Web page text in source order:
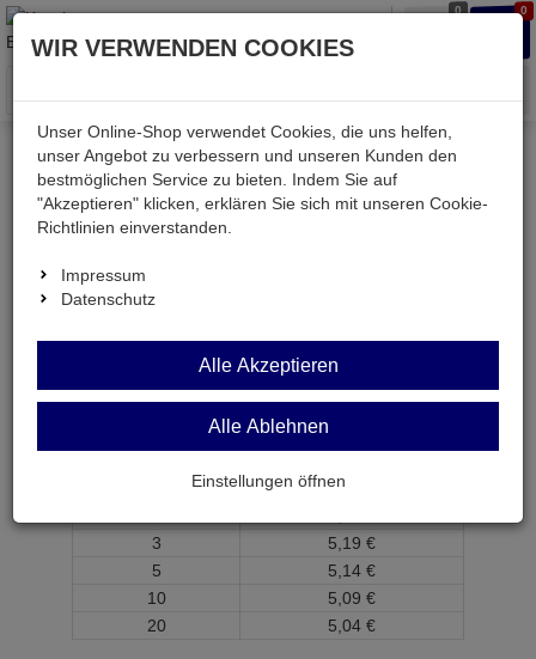
0 0
Menü
Weiter einkaufen Kessler electronic
passiv
Induktivitäten
PT4,5VA 1X12V
PT4,5VA 1X12V
Print-Transformator 1x 12V 1x 375mA 4,5VA EI38
ab Menge
Preis je Stück
3
5, 19 €
5
5, 14 €
10
5, 09 €
20
5, 04 €
WIR VERWENDEN COOKIES
Unser Online-Shop verwendet Cookies, die uns helfen,
unser Angebot zu verbessern und unseren Kunden den
bestmöglichen Service zu bieten. Indem Sie auf
"Akzeptieren" klicken, erklären Sie sich mit unseren Cookie-
Richtlinien einverstanden.
Impressum
Datenschutz
Alle Akzeptieren
Alle Ablehnen
Einstellungen öffnen